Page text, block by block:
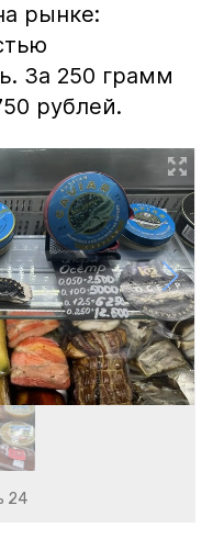
рынке:
За 250 грамм
рублей.
24